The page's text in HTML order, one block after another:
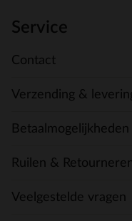
Service
Contact
Verzending &
Betaalmogelijkheden
Ruilen &
Veelgestelde vragen